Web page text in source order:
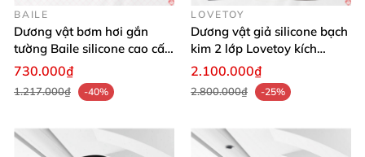
lây nhiễm
các bệnh qua đường tình dục.
BAILE
Dương vật bơm hơi gắn
tường Baile silicone cao cấp
mềm mại
730.000₫
1.217.000₫ -40%
LOVETOY
Dương vật giả silicone bạch
kim 2 lớp Lovetoy kích
thước lớn
2.100.000₫
2.800.000₫ -25%